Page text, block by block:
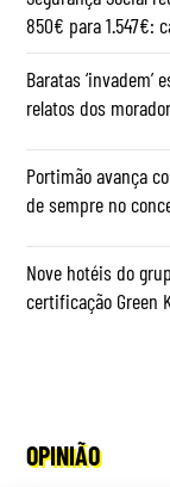
850€ para 1.547€:
Baratas
relatos dos
Portimão avança
de sempre no
Nove hotéis do
certificação Green
OPINIÃO